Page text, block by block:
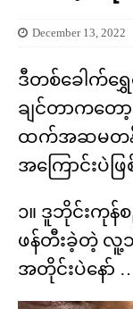
December 13, 2022
ဒီတစ်ခေါက်ရွှ
ချင်တာကတေ
ထက်အဆမတန်ပို
အကြောင်းပဲဖ
၁။ ဒူဘိုင်းကုန်စ
ဖန်တီးခဲ့တဲ့ လူ့
အတိုင်းပဲနော်